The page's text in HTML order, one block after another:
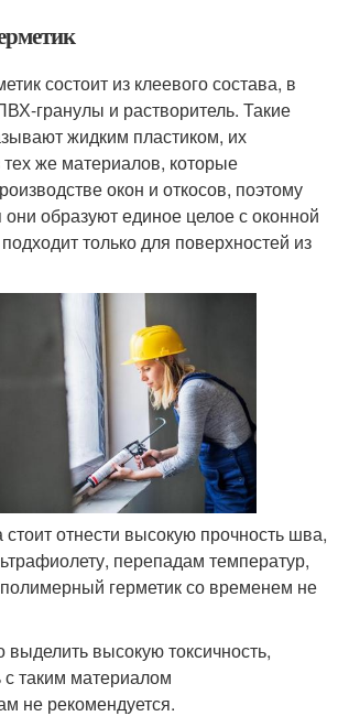
состоит из клеевого состава, в
гранулы и растворитель. Такие
жидким пластиком, их
тех же материалов, которые
окон и откосов, поэтому
образуют единое целое с оконной
только для поверхностей из
отнести высокую прочность шва,
перепадам температур,
герметик со временем не
высокую токсичность,
с таким материалом
не рекомендуется.